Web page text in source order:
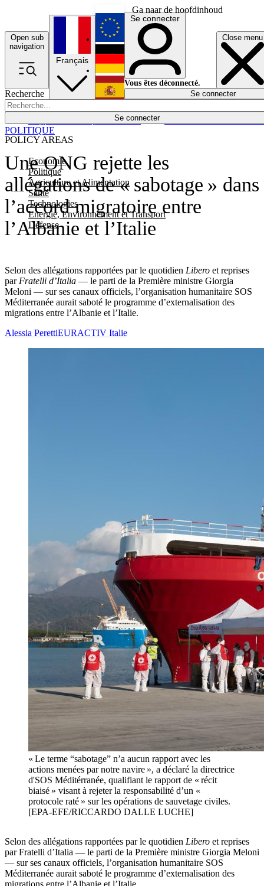
Ga naar de hoofdinhoud
Open sub
navigation
Close menu
Recherche
Se connecter
POLICY AREAS
Economie
Politique
Agriculture et Alimentation
Santé
Technologies
Energie, Environnement et Transport
Défense
Économie
Français
English
Deutsch
Español
Se connecter
Vous êtes déconnecté.
Se connecter
Une ONG rejette les
allégations de « sabotage » dans
l’accord migratoire entre
l’Albanie et l’Italie
Selon des allégations rapportées par le quotidien Libero et reprises
par Fratelli d’Italia — le parti de la Première ministre Giorgia
Meloni — sur ses canaux officiels, l’organisation humanitaire SOS
Méditerranée aurait saboté le programme d’externalisation des
migrations entre l’Albanie et l’Italie.
POLITIQUE
Alessia PerettiEURACTIV Italie
« Le terme “sabotage” n’a aucun rapport avec les
actions menées par notre navire », a déclaré la directrice
d'SOS Méditérranée, qualifiant le rapport de « récit
biaisé » visant à rejeter la responsabilité d’un «
protocole raté » sur les opérations de sauvetage civiles.
[EPA-EFE/RICCARDO DALLE LUCHE]
Selon des allégations rapportées par le quotidien Libero et reprises
par Fratelli d’Italia — le parti de la Première ministre Giorgia Meloni
— sur ses canaux officiels, l’organisation humanitaire SOS
Méditerranée aurait saboté le programme d’externalisation des